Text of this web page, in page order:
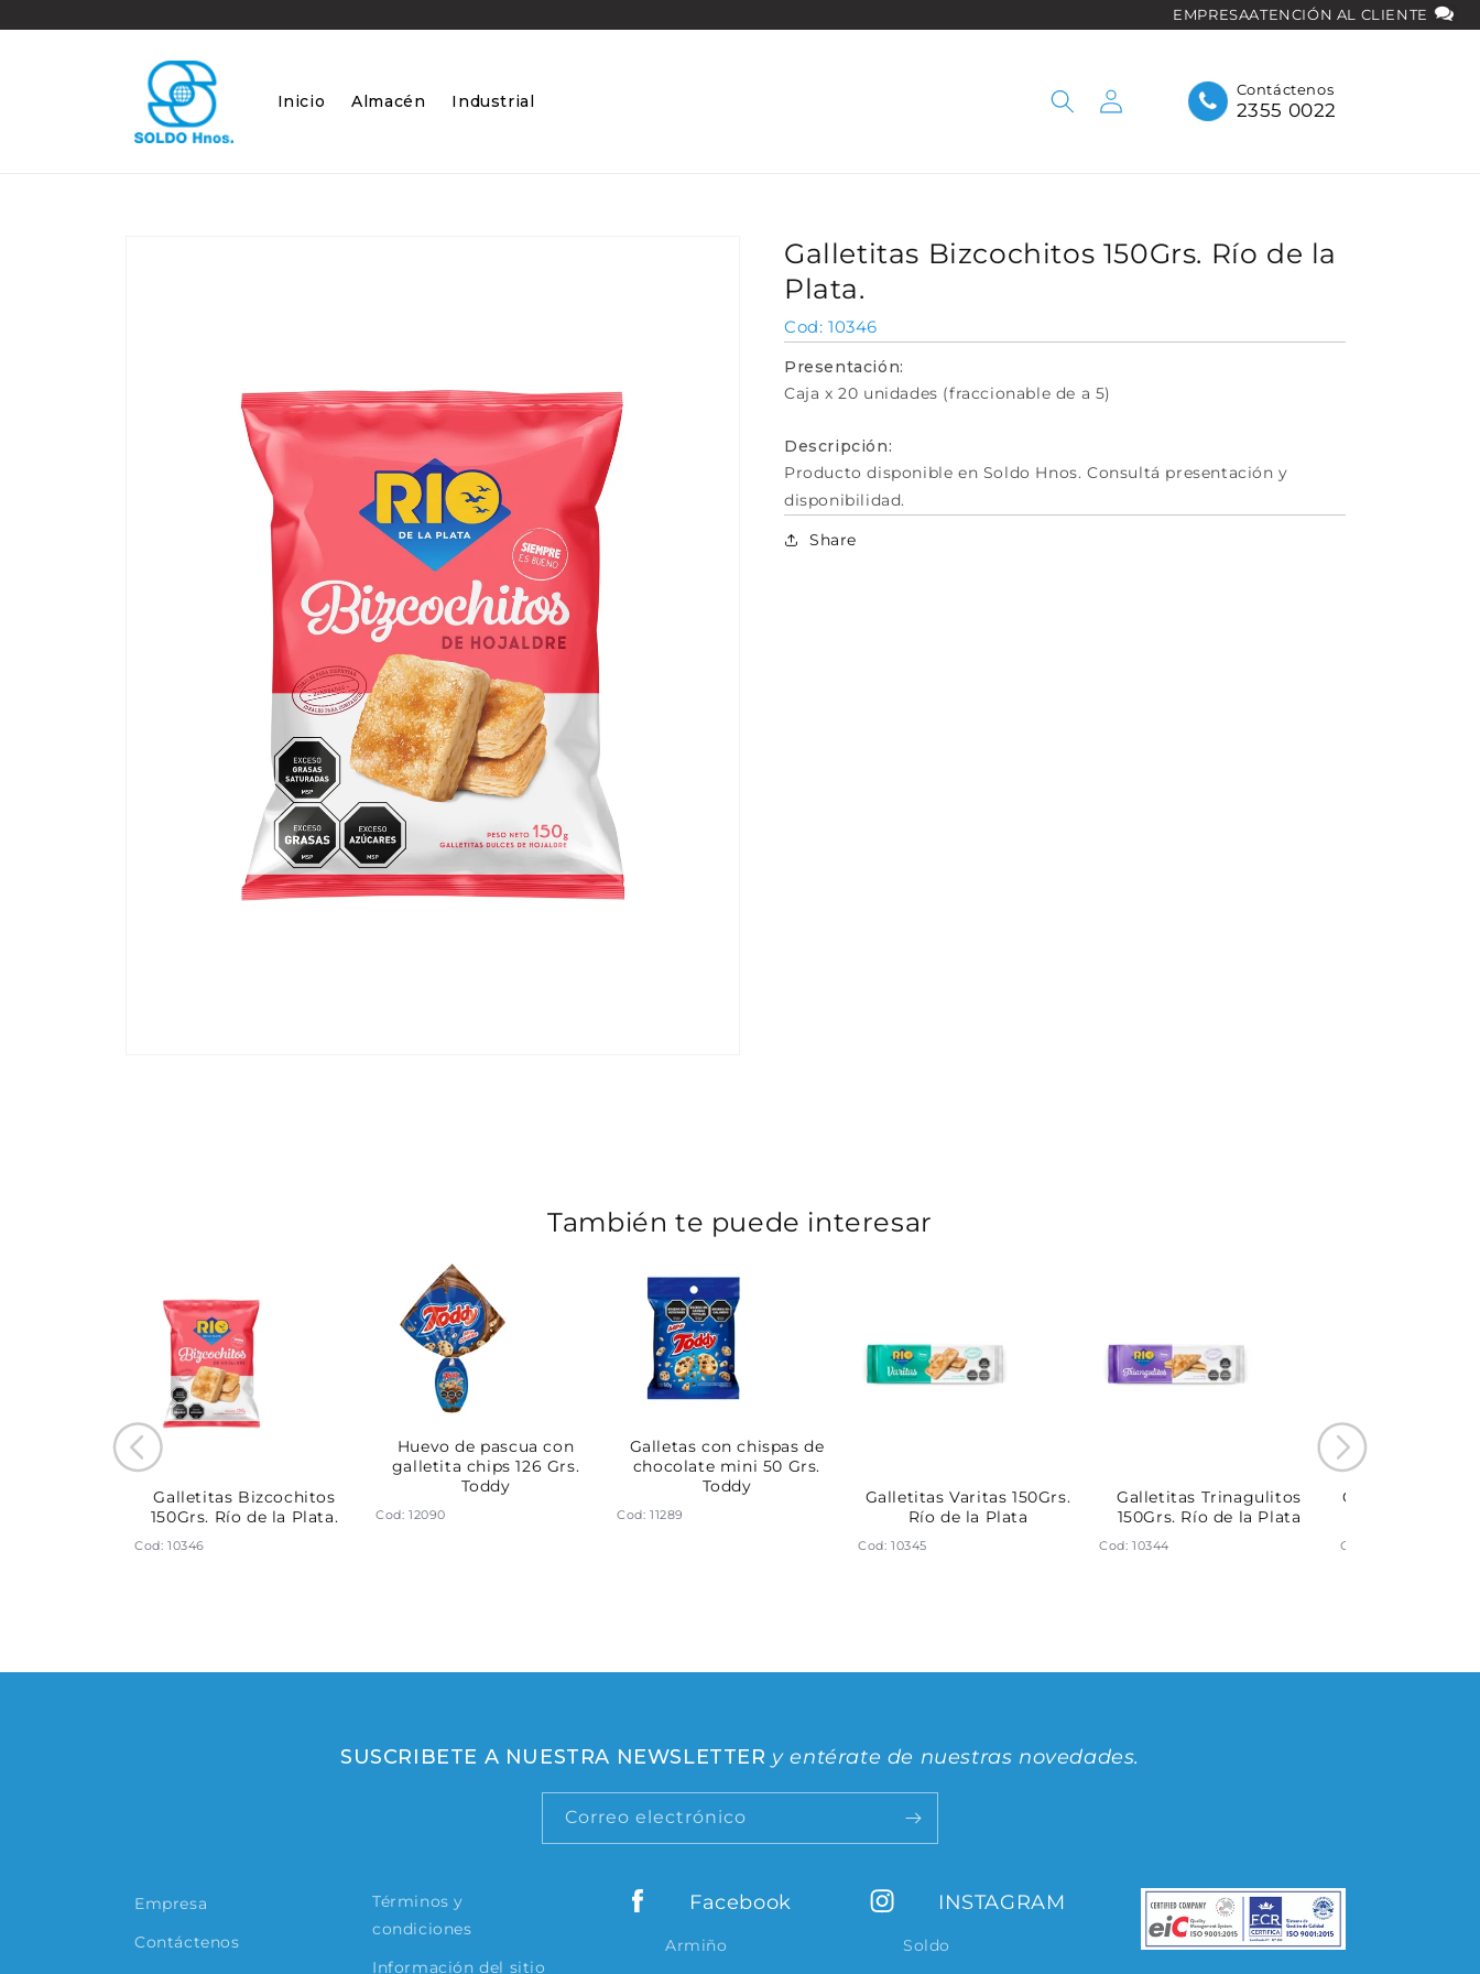
EMPRESAATENCIÓN AL CLIENTE
Inicio Almacén Industrial
Iniciar
sesión
Contáctenos
2355 0022
Galletitas Bizcochitos 150Grs. Río de la
Plata.
SKU:
10346
Presentación:
Caja x 20 unidades (fraccionable de a 5)
Descripción:
Producto disponible en Soldo Hnos. Consultá presentación y
disponibilidad.
Share
También te puede interesar
Galletitas Bizcochitos
150Grs. Río de la Plata.
Cod: 10346
Huevo de pascua con
galletita chips 126 Grs.
Toddy
Cod: 12090
Galletas con chispas de
chocolate mini 50 Grs.
Toddy
Cod: 11289
Galletitas Varitas 150Grs.
Río de la Plata
Cod: 10345
Galletitas Trinagulitos
150Grs. Río de la Plata
Cod: 10344
Galletitas
Cod: 10347
Empresa
Contáctenos
Términos y
condiciones
Información del sitio
Facebook
Armiño
INSTAGRAM
Soldo
SUSCRIBETE A NUESTRA NEWSLETTER y entérate de nuestras novedades.
Correo electrónico